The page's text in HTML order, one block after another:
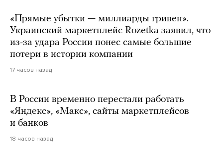
«Прямые убытки — миллиарды гривен».
Украинский маркетплейс Rozetka заявил, что
из-за удара России понес самые большие
потери в истории компании
17 часов назад
В России временно перестали работать
«Яндекс», «Макс», сайты маркетплейсов
и банков
18 часов назад